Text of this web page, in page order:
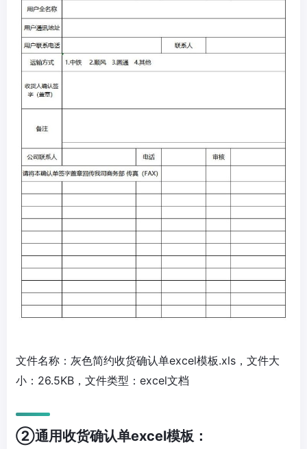
文件名称：灰色简约收货确认单excel模板.xls，文件大
小：26.5KB，文件类型：excel文档
②通用收货确认单excel模板：